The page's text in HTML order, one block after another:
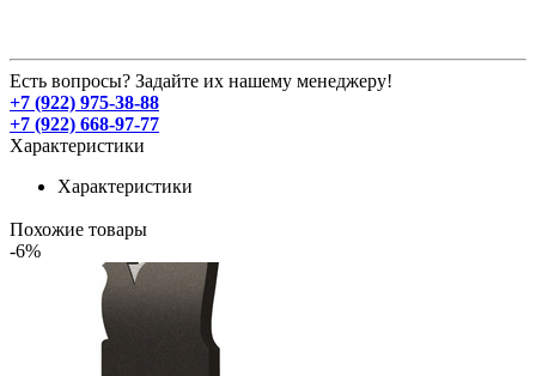
Есть вопросы? Задайте их нашему менеджеру!
+7 (922) 975-38-88
+7 (922) 668-97-77
Характеристики
Характеристики
Похожие товары
-6%